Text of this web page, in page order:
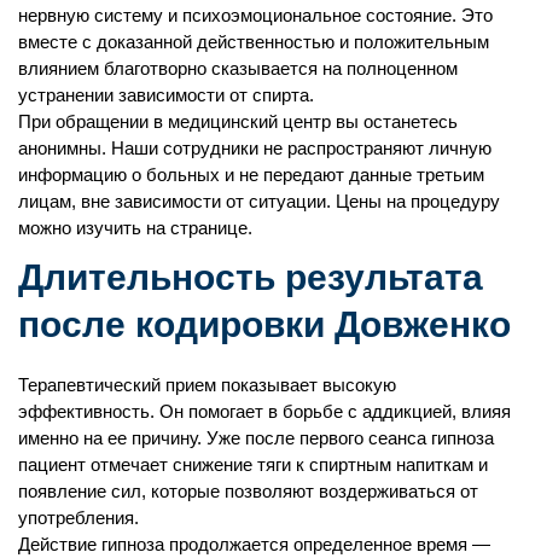
нервную систему и психоэмоциональное состояние. Это
вместе с доказанной действенностью и положительным
влиянием благотворно сказывается на полноценном
устранении зависимости от спирта.
При обращении в медицинский центр вы останетесь
анонимны. Наши сотрудники не распространяют личную
информацию о больных и не передают данные третьим
лицам, вне зависимости от ситуации. Цены на процедуру
можно изучить на странице.
Длительность результата
после кодировки Довженко
Терапевтический прием показывает высокую
эффективность. Он помогает в борьбе с аддикцией, влияя
именно на ее причину. Уже после первого сеанса гипноза
пациент отмечает снижение тяги к спиртным напиткам и
появление сил, которые позволяют воздерживаться от
употребления.
Действие гипноза продолжается определенное время —